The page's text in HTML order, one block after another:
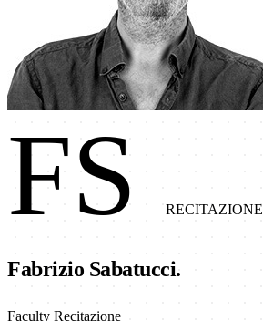
FS RECITAZIONE
Fabrizio Sabatucci.
Faculty Recitazione